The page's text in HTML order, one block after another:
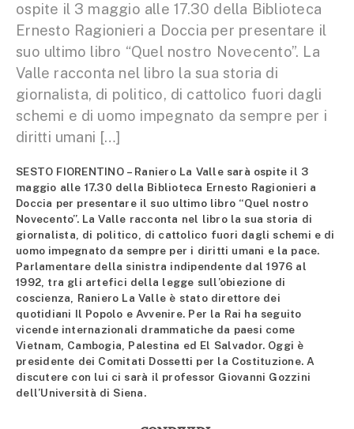
ospite il 3 maggio alle 17.30 della Biblioteca
Ernesto Ragionieri a Doccia per presentare il
suo ultimo libro “Quel nostro Novecento”. La
Valle racconta nel libro la sua storia di
giornalista, di politico, di cattolico fuori dagli
schemi e di uomo impegnato da sempre per i
diritti umani […]
SESTO FIORENTINO – Raniero La Valle sarà ospite il 3
maggio alle 17.30 della Biblioteca Ernesto Ragionieri a
Doccia per presentare il suo ultimo libro “Quel nostro
Novecento”. La Valle racconta nel libro la sua storia di
giornalista, di politico, di cattolico fuori dagli schemi e di
uomo impegnato da sempre per i diritti umani e la pace.
Parlamentare della sinistra indipendente dal 1976 al
1992, tra gli artefici della legge sull’obiezione di
coscienza, Raniero La Valle è stato direttore dei
quotidiani Il Popolo e Avvenire. Per la Rai ha seguito
vicende internazionali drammatiche da paesi come
Vietnam, Cambogia, Palestina ed El Salvador. Oggi è
presidente dei Comitati Dossetti per la Costituzione. A
discutere con lui ci sarà il professor Giovanni Gozzini
dell’Università di Siena.